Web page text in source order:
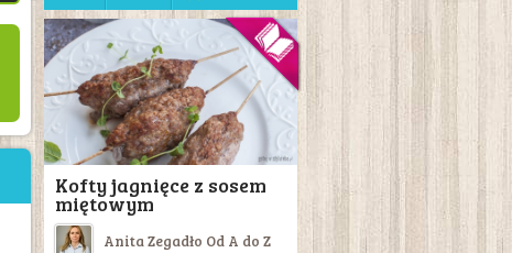
Kofty jagnięce z sosem
miętowym
Anita Zegadło Od A do Z